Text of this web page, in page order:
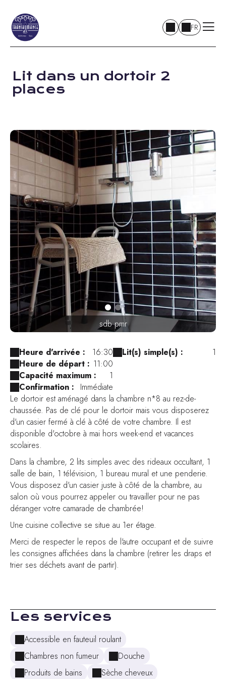
FR
Lit dans un dortoir 2
places
sdb pmr
Heure d'arrivée :
16:30
Heure de départ : 11:00
Capacité maximum :
1
Confirmation :
Immédiate
Lit(s) simple(s) : 1
Le dortoir est aménagé dans la chambre n*8 au rez-de-
chaussée. Pas de clé pour le dortoir mais vous disposerez
d'un casier fermé à clé à côté de votre chambre. Il est
disponible d'octobre à mai hors week-end et vacances
scolaires.
Dans la chambre, 2 lits simples avec des rideaux occultant, 1
salle de bain, 1 télévision, 1 bureau mural et une penderie.
Vous disposez d'un casier juste à côté de la chambre, au
salon où vous pourrez appeler ou travailler pour ne pas
déranger votre camarade de chambrée!
Une cuisine collective se situe au 1er étage.
Merci de respecter le repos de l'autre occupant et de suivre
les consignes affichées dans la chambre (retirer les draps et
trier ses déchets avant de partir).
Les services
Accessible en fauteuil roulant
Chambres non fumeur
Douche
Produits de bains
Sèche cheveux